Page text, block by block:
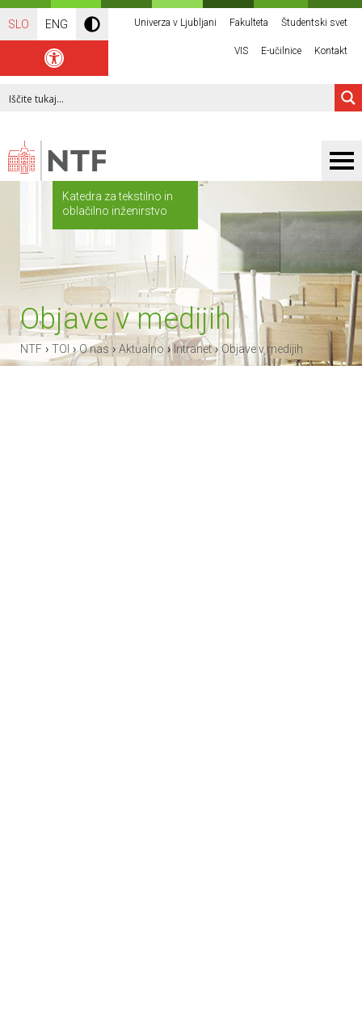
SLO ENG Univerza v Ljubljani Fakulteta Študentski svet
VIS E-učilnice Kontakt
Katedra za tekstilno in
oblačilno inženirstvo
Objave v medijih
NTF › TOI ›O nas › Aktualno› Intranet› Objave v medijih